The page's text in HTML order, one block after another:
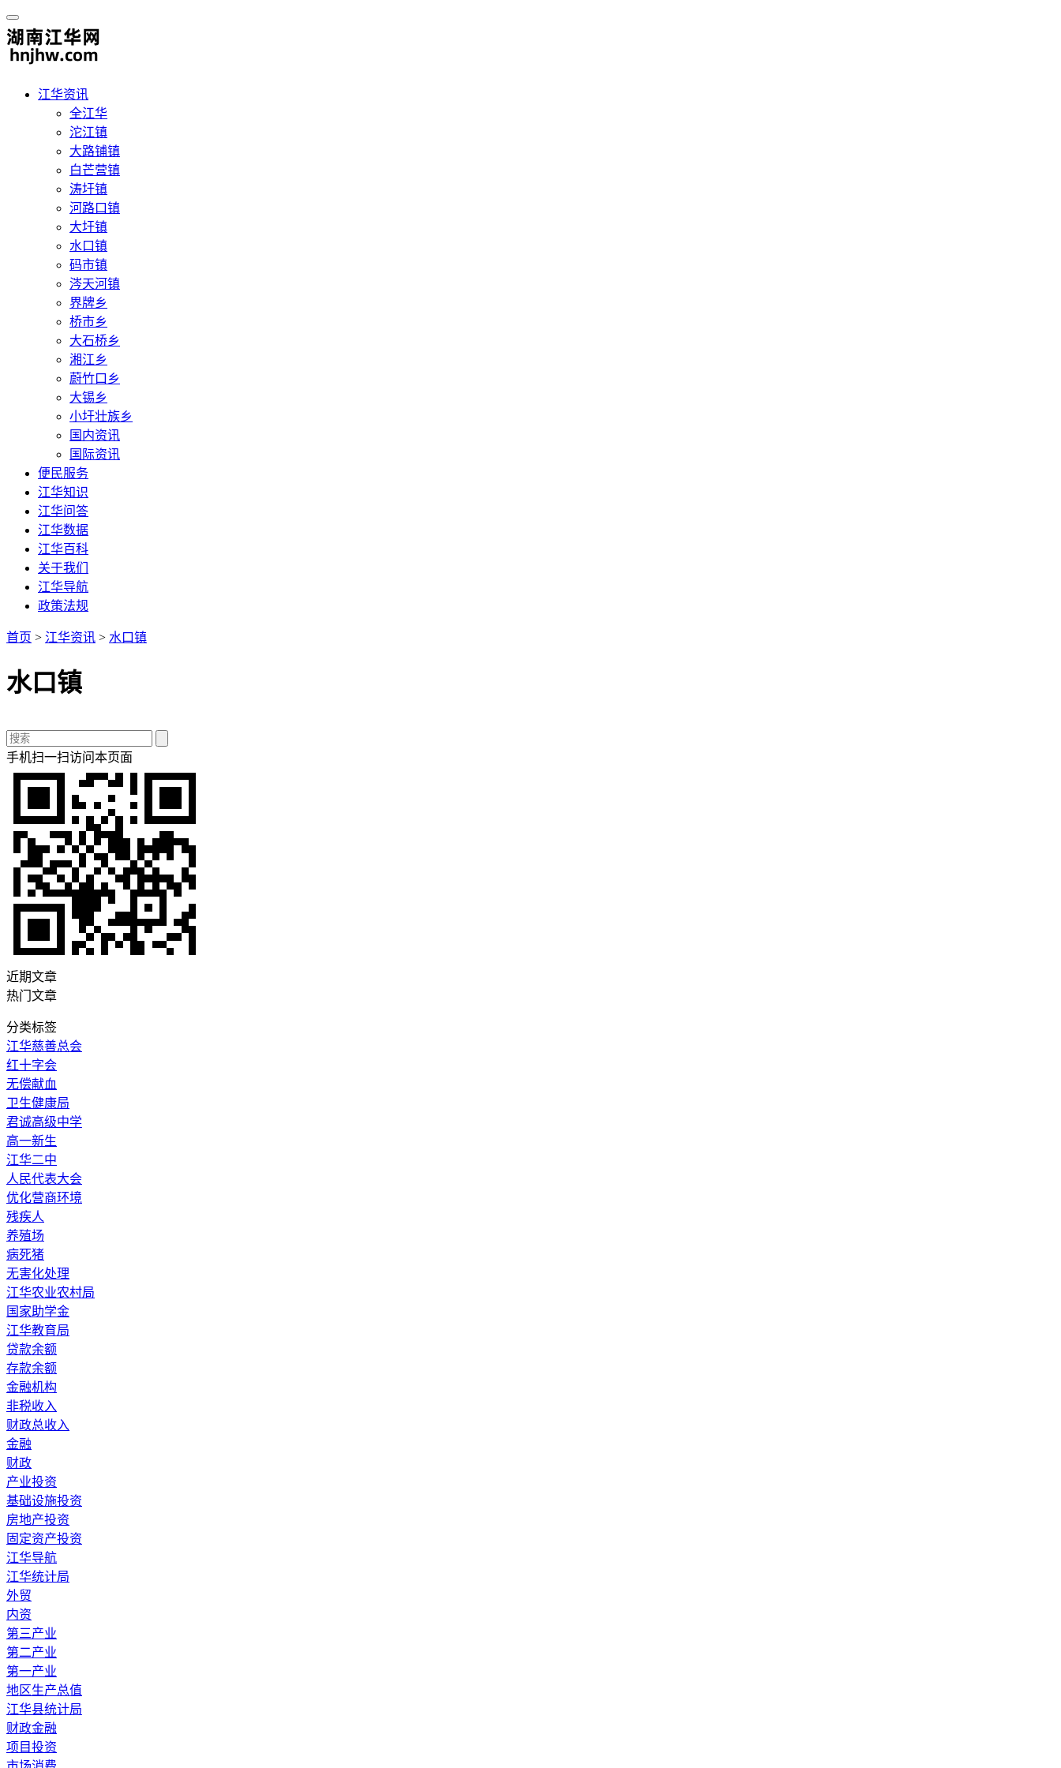
江华资讯
全江华
沱江镇
大路铺镇
白芒营镇
涛圩镇
河路口镇
大圩镇
水口镇
码市镇
涔天河镇
界牌乡
桥市乡
大石桥乡
湘江乡
蔚竹口乡
大锡乡
小圩壮族乡
国内资讯
国际资讯
便民服务
江华知识
江华问答
江华数据
江华百科
关于我们
江华导航
政策法规
首页 > 江华资讯 > 水口镇
水口镇
手机扫一扫访问本页面
近期文章
热门文章
分类标签
江华慈善总会
红十字会
无偿献血
卫生健康局
君诚高级中学
高一新生
江华二中
人民代表大会
优化营商环境
残疾人
养殖场
病死猪
无害化处理
江华农业农村局
国家助学金
江华教育局
贷款余额
存款余额
金融机构
非税收入
财政总收入
金融
财政
产业投资
基础设施投资
房地产投资
固定资产投资
江华导航
江华统计局
外贸
内资
第三产业
第二产业
第一产业
地区生产总值
江华县统计局
财政金融
项目投资